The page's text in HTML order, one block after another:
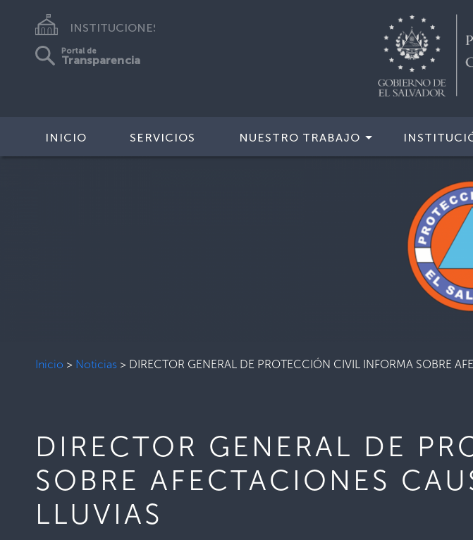
INSTITUCIONES
Portal de
Transparencia
INICIO SERVICIOS NUESTRO TRABAJO
Inicio > Noticias > DIRECTOR GENERAL DE PROTECCIÓN CIVIL INFORMA SOBRE
DIRECTOR GENERAL DE
SOBRE AFECTACIONES
LLUVIAS